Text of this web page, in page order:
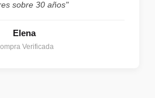
sobre 30 años"
Elena
Verificada